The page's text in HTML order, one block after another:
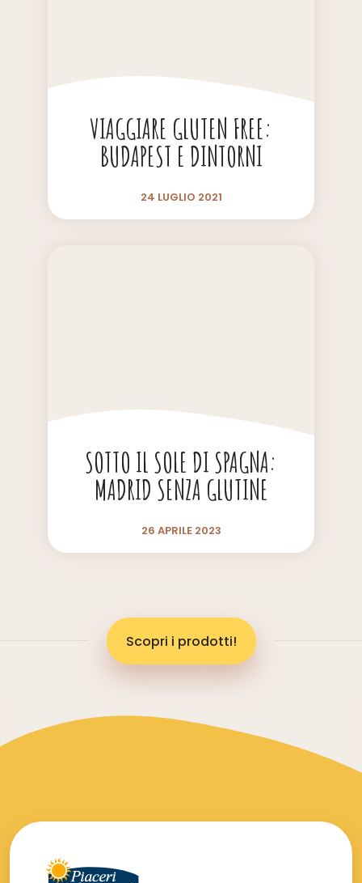
VIAGGIARE GLUTEN FREE:
BUDAPEST E DINTORNI
24 LUGLIO 2021
SOTTO IL SOLE DI SPAGNA:
MADRID SENZA GLUTINE
26 APRILE 2023
Scopri i prodotti!